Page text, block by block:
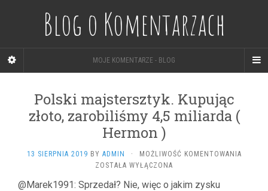
Blog o Komentarzach
MOJE KOMENTARZE - BLOG
Polski majstersztyk. Kupując
złoto, zarobiliśmy 4,5 miliarda (
Hermon )
13 SIERPNIA 2019 BY ADMIN · MOŻLIWOŚĆ KOMENTOWANIAPOLSKI
ZOSTAŁA WYŁĄCZONA
@Marek1991: Sprzedał? Nie, więc o jakim zysku